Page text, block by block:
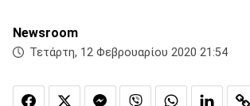
Newsroom
Τετάρτη, 12 Φεβρουαρίου 2020 21:54